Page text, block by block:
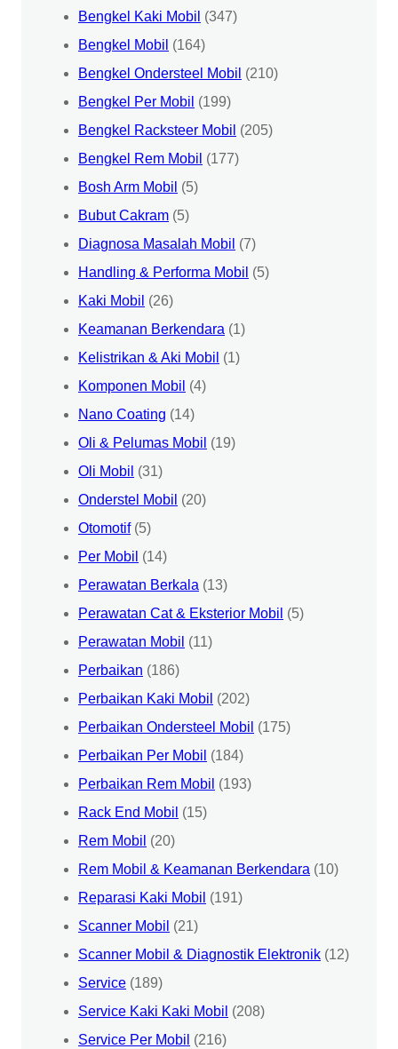
Bengkel Kaki Mobil (347)
Bengkel Mobil (164)
Bengkel Ondersteel Mobil (210)
Bengkel Per Mobil (199)
Bengkel Racksteer Mobil (205)
Bengkel Rem Mobil (177)
Bosh Arm Mobil (5)
Bubut Cakram (5)
Diagnosa Masalah Mobil (7)
Handling & Performa Mobil (5)
Kaki Mobil (26)
Keamanan Berkendara (1)
Kelistrikan & Aki Mobil (1)
Komponen Mobil (4)
Nano Coating (14)
Oli & Pelumas Mobil (19)
Oli Mobil (31)
Onderstel Mobil (20)
Otomotif(5)
Per Mobil (14)
Perawatan Berkala (13)
Perawatan Cat & Eksterior Mobil (5)
Perawatan Mobil (11)
Perbaikan (186)
Perbaikan Kaki Mobil (202)
Perbaikan Ondersteel Mobil (175)
Perbaikan Per Mobil (184)
Perbaikan Rem Mobil (193)
Rack End Mobil (15)
Rem Mobil (20)
Rem Mobil & Keamanan Berkendara (10)
Reparasi Kaki Mobil (191)
Scanner Mobil (21)
Scanner Mobil & Diagnostik Elektronik (12)
Service (189)
Service Kaki Kaki Mobil (208)
Service Per Mobil (216)